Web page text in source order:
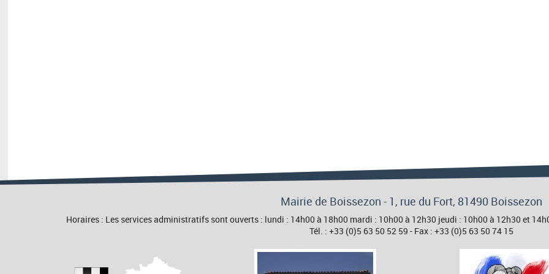
Mairie de Boissezon - 1, rue du Fort, 81490 Boissezon
Horaires : Les services administratifs sont ouverts : lundi : 14h00 à 18h00 mardi : 10h00 à 12h30 jeudi : 10h00 à 12h30 et
Tél. : +33 (0)5 63 50 52 59 - Fax : +33 (0)5 63 50 74 15